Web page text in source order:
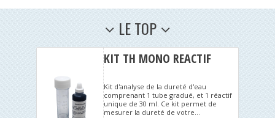
LE TOP
KIT TH MONO REACTIF
Kit d'analyse de la dureté d'eau
comprenant 1 tube gradué, et 1 réactif
unique de 30 ml. Ce kit permet de
mesurer la dureté de votre...